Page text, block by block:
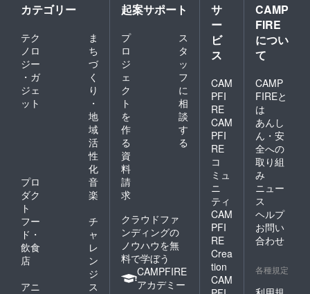
カテゴリー
テク
ノロ
ジー
・ガ
ジェ
ット
ま
ち
づ
く
り
・
地
域
活
性
化
プロ
ダク
ト
音
楽
フー
ド・
飲食
店
チ
ャ
レ
ン
ジ
アニ
ス
起案サポート
プ
ロ
ジ
ェ
ク
ト
を
作
る
ス
タ
ッ
フ
に
相
談
す
る
資
料
請
求
クラウドファ
ンディングの
ノウハウを無
料で学ぼう
CAMPFIRE
アカデミー
サ
ー
ビ
ス
CAM
PFI
RE
CAM
PFI
RE
コ
ミュ
ニ
ティ
CAM
PFI
RE
Crea
tion
CAM
CAMP
FIRE
につい
て
CAMP
FIREと
は
あんし
ん・安
全への
取り組
み
ニュー
ス
ヘルプ
お問い
合わせ
各種規定